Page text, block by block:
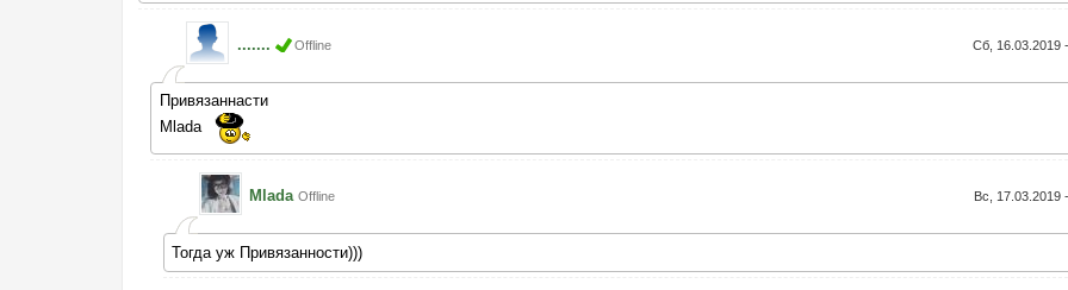
....... Offline Сб, 16.03.2019
Привязаннасти
Mlada
Mlada Offline Вс, 17.03.2019
Тогда уж Привязанности)))